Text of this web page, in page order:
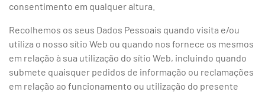
consentimento em qualquer altura.
Recolhemos os seus Dados Pessoais quando visita e/ou
utiliza o nosso sítio Web ou quando nos fornece os mesmos
em relação à sua utilização do sítio Web, incluindo quando
submete quaisquer pedidos de informação ou reclamações
em relação ao funcionamento ou utilização do presente